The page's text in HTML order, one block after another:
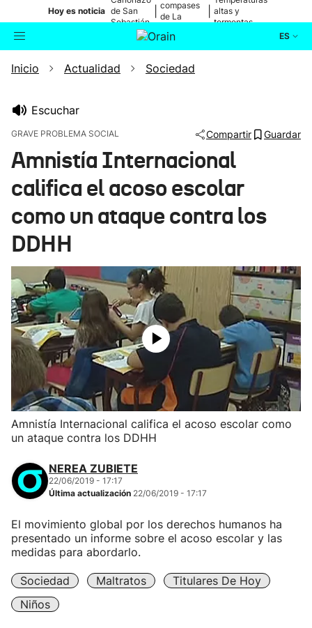
Hoy es noticia de San
Sebastián
compases
de La
altas y
tormentas
ES
Buscador Actualidad
Ikusmiran
Eguraldia
Inicio Actualidad Sociedad
Escuchar
GRAVE PROBLEMA SOCIAL Compartir Guardar
Amnistía Internacional
califica el acoso escolar
como un ataque contra los
DDHH
Amnistía Internacional califica el acoso escolar como
un ataque contra los DDHH
NEREA ZUBIETE
22/06/2019 - 17:17
Última actualización 22/06/2019 - 17:17
El movimiento global por los derechos humanos ha
presentado un informe sobre el acoso escolar y las
medidas para abordarlo.
Sociedad Maltratos
Titulares De Hoy
Niños